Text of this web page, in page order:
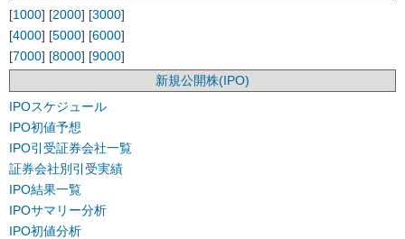
[1000] [2000] [3000]
[4000] [5000] [6000]
[7000] [8000] [9000]
新規公開株(IPO)
IPOスケジュール
IPO初値予想
IPO引受証券会社一覧
証券会社別引受実績
IPO結果一覧
IPOサマリー分析
IPO初値分析